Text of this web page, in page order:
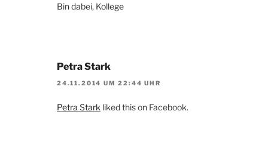
Bin dabei, Kollege
Petra Stark
24.11.2014 UM 22:44 UHR
Petra Stark liked this on Facebook.